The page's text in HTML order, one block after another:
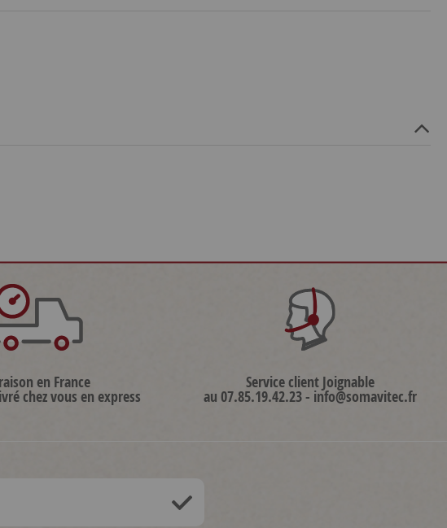
en France
chez vous en express
Service client Joignable
au 07.85.19.42.23 - info@somavitec.fr